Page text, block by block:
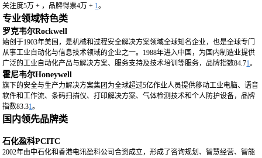
关注度5万 + ，品牌得票4万 + 1。
专业领域特色类
罗克韦尔Rockwell
始创于1903年美国，是机械和过程安全解决方案领域全球知名企业，也是全球专门
从事工业自动化与信息技术领域的企业之一。1988年进入中国，为国内制造业提供
广泛的工业自动化产品与解决方案、服务支持及技术培训等服务，品牌指数84.71。
霍尼韦尔Honeywell
旗下的安全与生产力解决方案集团为全球超过5亿作业人员提供移动工业电脑、语音
软件和工作流、条码扫描仪、打印解决方案、气体检测技术和个人防护设备，品牌
指数83.31。
国内领先品牌类
石化盈科PCITC
2002年由中石化和香港电讯盈科公司合资成立，形成了咨询规划、智慧经营、智能